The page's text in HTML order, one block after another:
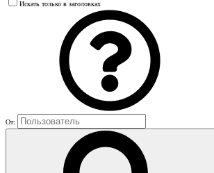
Искать только в заголовках
От: